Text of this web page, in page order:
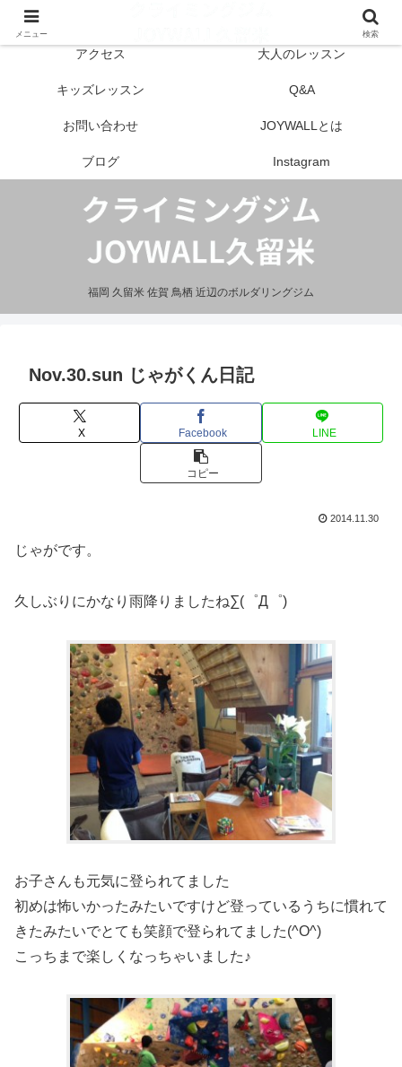
福岡 久留米 佐賀 鳥栖 近辺のボルダリングジム
アクセス 大人のレッスン
キッズレッスン Q&A
お問い合わせ JOYWALLとは
ブログ Instagram
Nov.30.sun じゃがくん日記
X Facebook LINE
コピー
2014.11.30
じゃがです。
久しぶりにかなり雨降りましたね∑(゜Д゜)
お子さんも元気に登られてました︎
初めは怖いかったみたいですけど登っているうちに慣れて
きたみたいでとても笑顔で登られてました(^O^)
こっちまで楽しくなっちゃいました♪
メニュー 検索